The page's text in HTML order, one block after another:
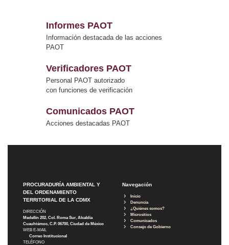
Informes PAOT
Información destacada de las acciones
PAOT
Verificadores PAOT
Personal PAOT autorizado
con funciones de verificación
Comunicados PAOT
Acciones destacadas PAOT
PROCURADURÍA AMBIENTAL Y
DEL ORDENAMIENTO
TERRITORIAL DE LA CDMX
DIRECCIÓN
Medellín 202, Col. Roma Sur, Alcaldía
Cuauhtémoc, C.P. 06700, Ciudad de México
WEB E-MAIL
Correo Institucional
TELÉFONO
Navegación
Inicio
Denuncia
¿Quiénes somos?
Micrositios
Comunicados
Consejo de Gobierno